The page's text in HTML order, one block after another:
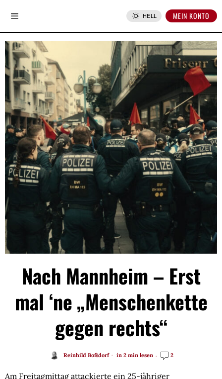
HELL MEIN KONTO
Nach Mannheim – Erst
mal ‘ne „Menschenkette
gegen rechts“
Reinhild Boßdorf in 2 min lesen 2
Am Freitagmittag attackierte ein 25-jähriger